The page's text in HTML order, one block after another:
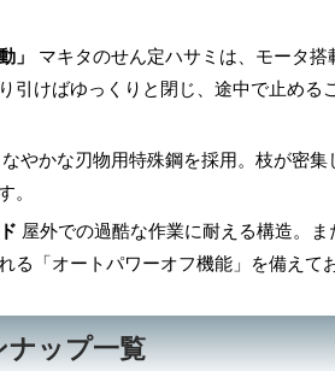
」
マキタのせん定ハサミは、モータ
引けばゆっくりと閉じ、途中で止め
やかな刃物用特殊鋼を採用。枝が密
。
屋外での過酷な作業に耐える構造。
「オートパワーオフ機能」を備えて
ナップ一覧